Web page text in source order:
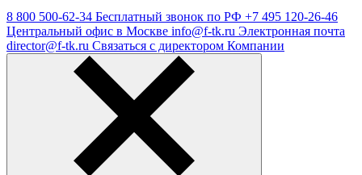
8 800 500-62-34 Бесплатный звонок по РФ +7 495 120-26-46
Центральный офис в Москве info@f-tk.ru Электронная почта
director@f-tk.ru Связаться с директором Компании